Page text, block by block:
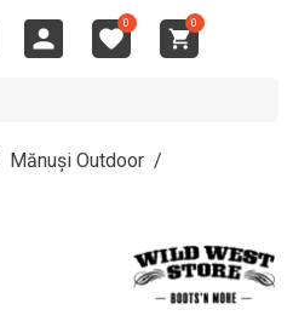
0 0
Mănuși Outdoor /